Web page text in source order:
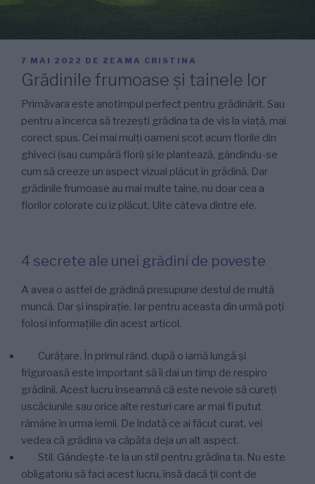
PUBLICAT
PE
7 MAI 2022 DE ZEAMA CRISTINA
Grădinile frumoase și tainele lor
Primăvara este anotimpul perfect pentru grădinărit. Sau
pentru a încerca să trezești grădina ta de vis la viață, mai
corect spus. Cei mai mulți oameni scot acum florile din
ghiveci (sau cumpără flori) și le plantează, gândindu-se
cum să creeze un aspect vizual plăcut în grădină. Dar
grădinile frumoase au mai multe taine, nu doar cea a
florilor colorate cu iz plăcut. Uite câteva dintre ele.
4 secrete ale unei grădini de poveste
A avea o astfel de grădină presupune destul de multă
muncă. Dar și inspirație. Iar pentru aceasta din urmă poți
folosi informațiile din acest articol.
Curățare. În primul rând, după o iarnă lungă și
friguroasă este important să îi dai un timp de respiro
grădinii. Acest lucru înseamnă că este nevoie să cureți
uscăciunile sau orice alte resturi care ar mai fi putut
rămâne în urma iernii. De îndată ce ai făcut curat, vei
vedea că grădina va căpăta deja un alt aspect.
Stil. Gândește-te la un stil pentru grădina ta. Nu este
obligatoriu să faci acest lucru, însă dacă ții cont de